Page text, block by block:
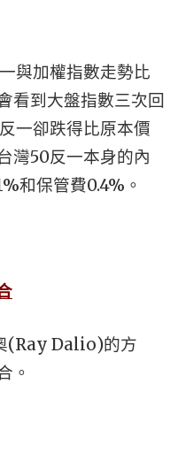
與加權指數走勢比
看到大盤指數三次回
一卻跌得比原本價
灣50反一本身的內
和保管費0.4%。
(Ray Dalio)的方
。